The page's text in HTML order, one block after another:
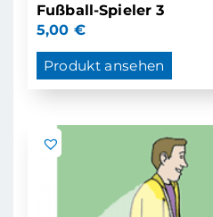
Fußball-Spieler 3
5,00 €
Produkt ansehen